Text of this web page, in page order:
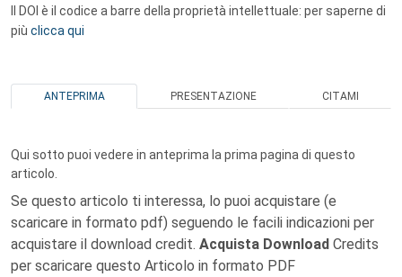
Il DOI è il codice a barre della proprietà intellettuale: per saperne di
più clicca qui
ANTEPRIMA PRESENTAZIONE CITAMI
Qui sotto puoi vedere in anteprima la prima pagina di questo
articolo.
Se questo articolo ti interessa, lo puoi acquistare (e
scaricare in formato pdf) seguendo le facili indicazioni per
acquistare il download credit. Acquista Download Credits
per scaricare questo Articolo in formato PDF